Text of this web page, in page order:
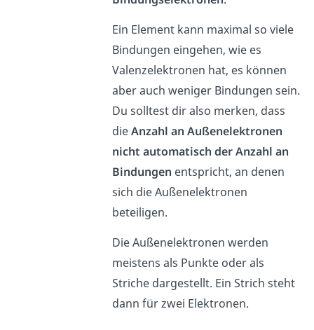
Ein Element kann maximal so viele
Bindungen eingehen, wie es
Valenzelektronen hat, es können
aber auch weniger Bindungen sein.
Du solltest dir also merken, dass
dieAnzahl an Außenelektronen
nicht automatisch der Anzahl an
Bindungen entspricht, an denen
sich die Außenelektronen
beteiligen.
Die Außenelektronen werden
meistens als Punkte oder als
Striche dargestellt. Ein Strich steht
dann für zwei Elektronen.